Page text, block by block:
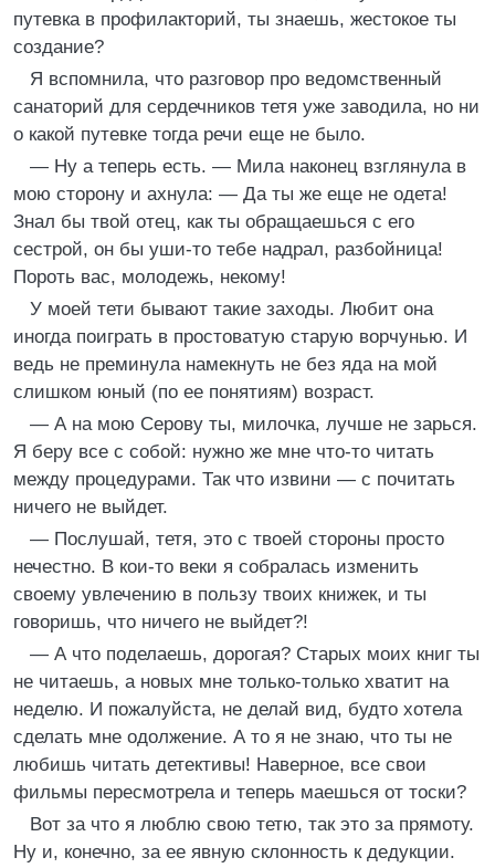
путевка в профилакторий, ты знаешь, жестокое ты
создание?
Я вспомнила, что разговор про ведомственный
санаторий для сердечников тетя уже заводила, но ни
о какой путевке тогда речи еще не было.
— Ну а теперь есть. — Мила наконец взглянула в
мою сторону и ахнула: — Да ты же еще не одета!
Знал бы твой отец, как ты обращаешься с его
сестрой, он бы уши-то тебе надрал, разбойница!
Пороть вас, молодежь, некому!
У моей тети бывают такие заходы. Любит она
иногда поиграть в простоватую старую ворчунью. И
ведь не преминула намекнуть не без яда на мой
слишком юный (по ее понятиям) возраст.
— А на мою Серову ты, милочка, лучше не зарься.
Я беру все с собой: нужно же мне что-то читать
между процедурами. Так что извини — с почитать
ничего не выйдет.
— Послушай, тетя, это с твоей стороны просто
нечестно. В кои-то веки я собралась изменить
своему увлечению в пользу твоих книжек, и ты
говоришь, что ничего не выйдет?!
— А что поделаешь, дорогая? Старых моих книг ты
не читаешь, а новых мне только-только хватит на
неделю. И пожалуйста, не делай вид, будто хотела
сделать мне одолжение. А то я не знаю, что ты не
любишь читать детективы! Наверное, все свои
фильмы пересмотрела и теперь маешься от тоски?
Вот за что я люблю свою тетю, так это за прямоту.
Ну и, конечно, за ее явную склонность к дедукции.